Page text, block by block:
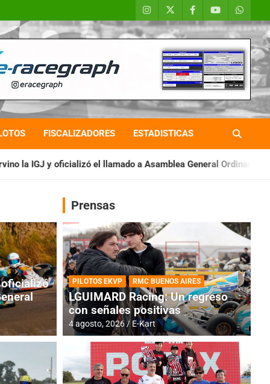
FISCALIZADORES ESTADISTICAS
a Asamblea General Ordinaria IAME SERIES
RMC BUENOS AIRES
oficializó
Prensas
PILOTOS EKVP RMC BUENOS AIRES
LGUIMARD Racing: Un regreso
con señales positivas
4 agosto, 2026 E-Kart